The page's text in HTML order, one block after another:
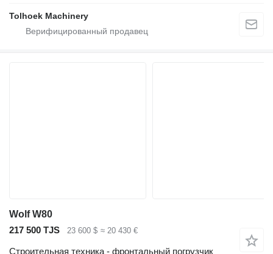
Tolhoek Machinery
Wolf W80
217 500 TJS
23 600 $ ≈ 20 430 €
Строительная техника - фронтальный погрузчик